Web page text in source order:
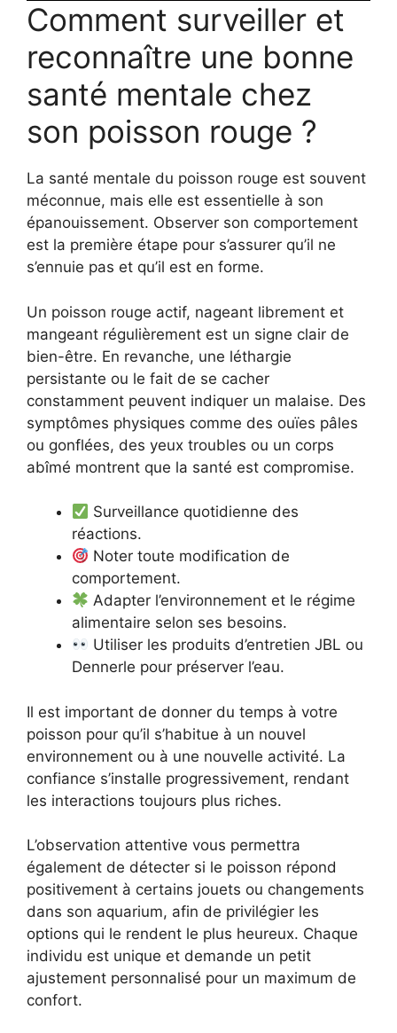
Comment surveiller et
reconnaître une bonne
santé mentale chez
son poisson rouge ?
La santé mentale du poisson rouge est souvent
méconnue, mais elle est essentielle à son
épanouissement. Observer son comportement
est la première étape pour s’assurer qu’il ne
s’ennuie pas et qu’il est en forme.
Un poisson rouge actif, nageant librement et
mangeant régulièrement est un signe clair de
bien-être. En revanche, une léthargie
persistante ou le fait de se cacher
constamment peuvent indiquer un malaise. Des
symptômes physiques comme des ouïes pâles
ou gonflées, des yeux troubles ou un corps
abîmé montrent que la santé est compromise.
Surveillance quotidienne des
réactions.
Noter toute modification de
comportement.
Adapter l’environnement et le régime
alimentaire selon ses besoins.
Utiliser les produits d’entretien JBL ou
Dennerle pour préserver l’eau.
Il est important de donner du temps à votre
poisson pour qu’il s’habitue à un nouvel
environnement ou à une nouvelle activité. La
confiance s’installe progressivement, rendant
les interactions toujours plus riches.
L’observation attentive vous permettra
également de détecter si le poisson répond
positivement à certains jouets ou changements
dans son aquarium, afin de privilégier les
options qui le rendent le plus heureux. Chaque
individu est unique et demande un petit
ajustement personnalisé pour un maximum de
confort.